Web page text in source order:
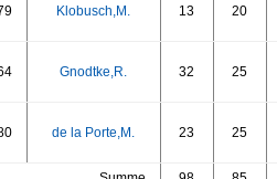
Klobusch,M. 13 20
Gnodtke,R. 32 25
de la Porte,M. 23 25